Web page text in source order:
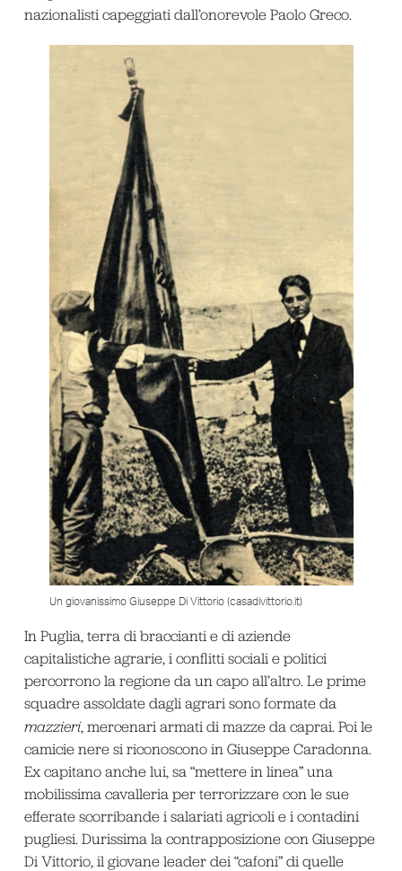
nazionalisti capeggiati dall’onorevole Paolo Greco.
Un giovanissimo Giuseppe Di Vittorio (casadivittorio.it)
In Puglia, terra di braccianti e di aziende
capitalistiche agrarie, i conflitti sociali e politici
percorrono la regione da un capo all’altro. Le prime
squadre assoldate dagli agrari sono formate da
mazzieri, mercenari armati di mazze da caprai. Poi le
camicie nere si riconoscono in Giuseppe Caradonna.
Ex capitano anche lui, sa “mettere in linea” una
mobilissima cavalleria per terrorizzare con le sue
efferate scorribande i salariati agricoli e i contadini
pugliesi. Durissima la contrapposizione con Giuseppe
Di Vittorio, il giovane leader dei “cafoni” di quelle